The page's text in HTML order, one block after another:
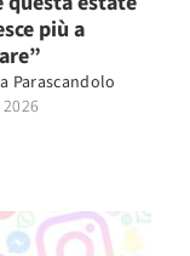
più a
Parascandolo